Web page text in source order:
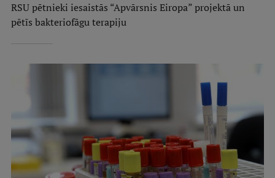
RSU pētnieki iesaistās “Apvārsnis Eiropa” projektā un
pētīs bakteriofāgu terapiju